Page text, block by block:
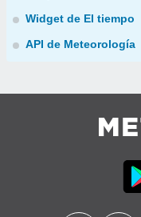
Widget de El tiempo
API de Meteorología